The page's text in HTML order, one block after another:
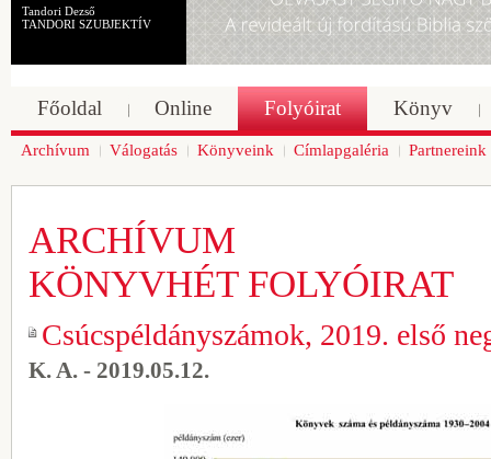
Tandori Dezső
TANDORI SZUBJEKTÍV
Főoldal Online Folyóirat Könyv
Archívum Válogatás Könyveink Címlapgaléria Partnereink
ARCHÍVUM
KÖNYVHÉT FOLYÓIRAT
Csúcspéldányszámok, 2019. első
K. A. - 2019.05.12.